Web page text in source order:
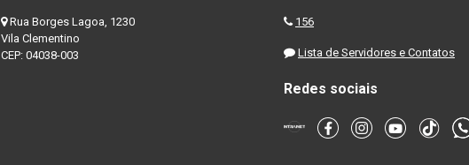
Rua Borges Lagoa, 1230
Vila Clementino
CEP: 04038-003
156
Lista de Servidores e Contatos
Redes sociais